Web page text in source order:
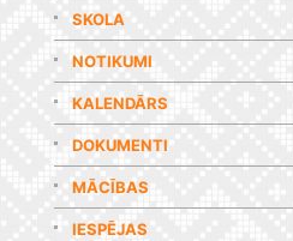
SKOLA
NOTIKUMI
KALENDĀRS
DOKUMENTI
MĀCĪBAS
IESPĒJAS